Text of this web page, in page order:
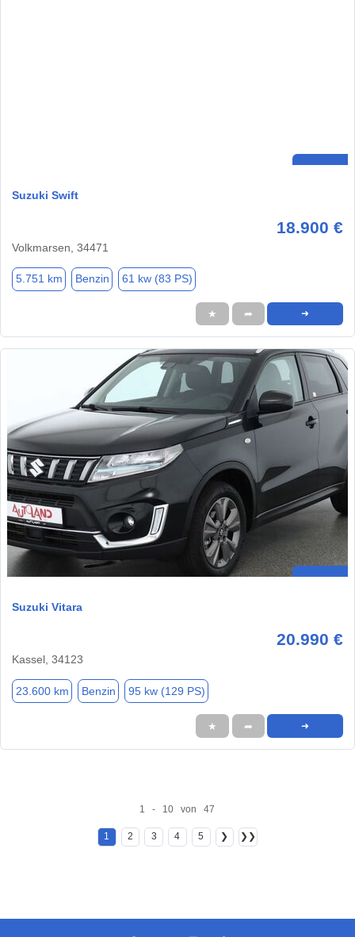
Suzuki Swift
18.900 €
Volkmarsen, 34471
5.751 km Benzin 61 kw (83 PS)
★ ➦ ➜
Suzuki Vitara
20.990 €
Kassel, 34123
23.600 km Benzin 95 kw (129 PS)
★ ➦ ➜
1 - 10 von 47
1 2 3 4 5 ❯ ❯❯